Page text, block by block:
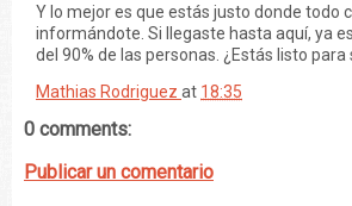
Y lo mejor es que estás justo donde todo
informándote. Si llegaste hasta aquí, ya
del 90% de las personas. ¿Estás listo
Mathias Rodriguez at 18:35
0 comments:
Publicar un comentario